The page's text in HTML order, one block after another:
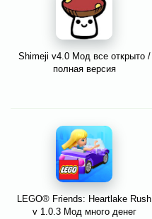
Shimeji v4.0 Мод все открыто /
полная версия
LEGO® Friends: Heartlake Rush
v 1.0.3 Мод много денег